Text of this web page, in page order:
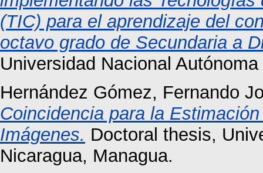
(TIC) para el aprendizaje del
octavo grado de Secundaria a
Universidad Nacional
Hernández Gómez, Fernando
Coincidencia para la
Imágenes. Doctoral thesis,
Nicaragua, Managua.